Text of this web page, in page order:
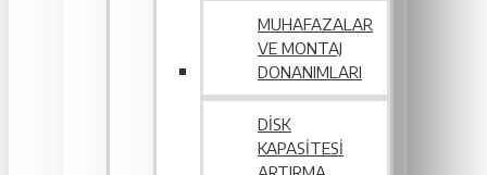
MUHAFAZALAR
VE MONTAJ
DONANIMLARI
DISK
KAPASITESI